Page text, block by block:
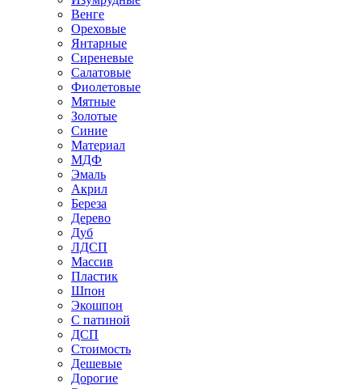
Венге
Ореховые
Янтарные
Сиреневые
Салатовые
Фиолетовые
Мятные
Золотые
Синие
Материал
МДФ
Эмаль
Акрил
Береза
Дерево
Дуб
ЛДСП
Массив
Пластик
Шпон
Экошпон
С патиной
ДСП
Стоимость
Дешевые
Дорогие